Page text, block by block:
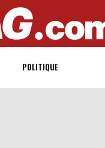
POLITIQUE